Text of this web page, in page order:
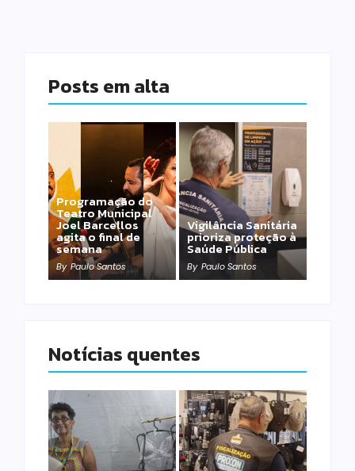
Posts em alta
Programação do
Teatro Municipal
Joel Barcellos
agita o final de
semana
By Paulo Santos
Vigilância Sanitária
prioriza proteção à
Saúde Pública
By Paulo Santos
Notícias quentes